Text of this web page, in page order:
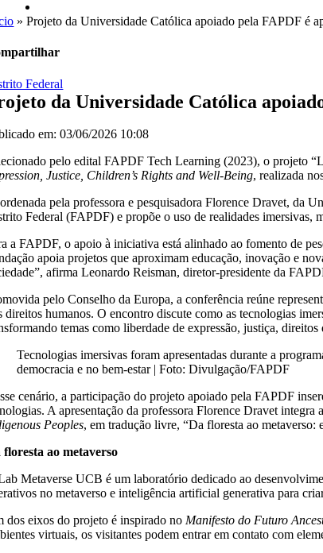
»Projeto da Universidade Católica apoiado pela FAPDF é
Federal
da Universidade Católica
em: 03/06/2026 10:08
pelo edital FAPDF Tech Learning (2023), o projeto
Justice, Children’s Rights and Well-Being, realizada
pela professora e pesquisadora Florence Dravet, da
Federal (FAPDF) e propõe o uso de realidades imersivas,
a FAPDF, o apoio à iniciativa está alinhado ao fomento de
apoia projetos que aproximam educação, inovação e
afirma Leonardo Reisman, diretor-presidente da
pelo Conselho da Europa, a conferência reúne
direitos humanos. O encontro discute como as tecnologias
temas como liberdade de expressão, justiça,
Tecnologias imersivas foram apresentadas durante a
democracia e no bem-estar | Foto: Divulgação/FAPDF
cenário, a participação do projeto apoiado pela FAPDF
A apresentação da professora Florence Dravet integra
Peoples, em tradução livre, “Da floresta ao
floresta ao metaverso
Metaverse UCB é um laboratório dedicado ao
no metaverso e inteligência artificial generativa para
dos eixos do projeto é inspirado no Manifesto do Futuro
virtuais, os visitantes podem entrar em contato com